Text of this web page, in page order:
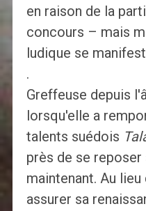
en raison de la
concours – mais
ludique se
.
Greffeuse depuis
lorsqu'elle a
talents suédois
près de se reposer
maintenant. Au
assurer sa